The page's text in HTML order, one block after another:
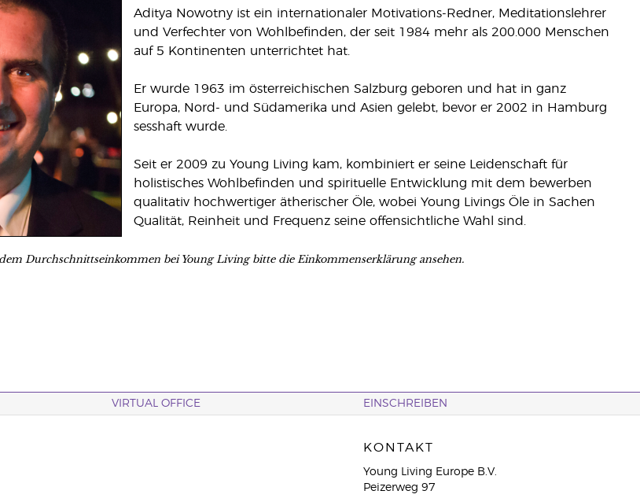
Aditya Nowotny ist ein internationaler Motivations-Redner, Meditationslehrer
und Verfechter von Wohlbefinden, der seit 1984 mehr als 200.000 Menschen
auf 5 Kontinenten unterrichtet hat.
Er wurde 1963 im österreichischen Salzburg geboren und hat in ganz
Europa, Nord- und Südamerika und Asien gelebt, bevor er 2002 in Hamburg
sesshaft wurde.
Seit er 2009 zu Young Living kam, kombiniert er seine Leidenschaft für
holistisches Wohlbefinden und spirituelle Entwicklung mit dem bewerben
qualitativ hochwertiger ätherischer Öle, wobei Young Livings Öle in Sachen
Qualität, Reinheit und Frequenz seine offensichtliche Wahl sind.
Durchschnittseinkommen bei Young Living bitte die Einkommenserklärung ansehen.
VIRTUAL OFFICE EINSCHREIBEN
KONTAKT
Young Living Europe B.V.
Peizerweg 97